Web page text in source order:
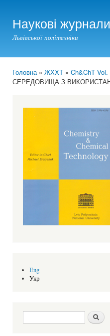
Наукові
Львівської політехніки
You are here
Головна» ЖХХТ » Ch&ChT
СЕРЕДОВИЩА З
Eng
Укр
Search form Шукати